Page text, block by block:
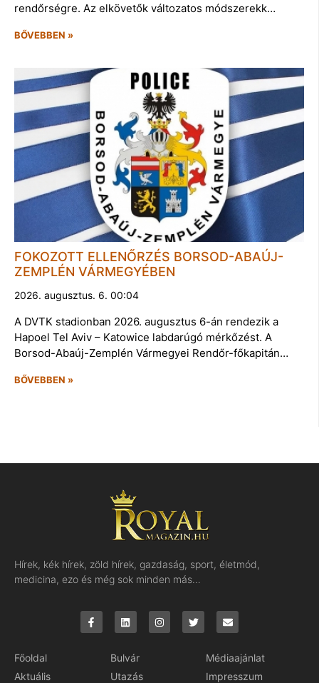
rendőrségre. Az elkövetők változatos módszerekk…
BŐVEBBEN »
FOKOZOTT ELLENŐRZÉS BORSOD-ABAÚJ-
ZEMPLÉN VÁRMEGYÉBEN
2026. augusztus. 6. 00:04
A DVTK stadionban 2026. augusztus 6-án rendezik a
Hapoel Tel Aviv – Katowice labdarúgó mérkőzést. A
Borsod-Abaúj-Zemplén Vármegyei Rendőr-főkapitán…
BŐVEBBEN »
Hírek, kék hírek, zöld hírek, gazdaság, sport, életmód,
medicina, ezo és még sok minden más…
Főoldal
Aktuális
Bulvár
Utazás
Médiaajánlat
Impresszum